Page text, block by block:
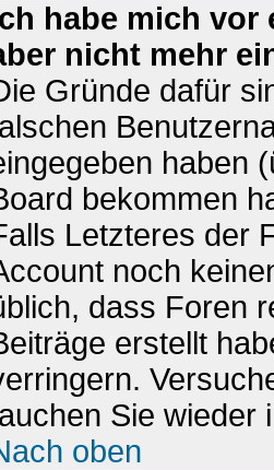
habe mich
nicht mehr
Gründe dafür
haben
bekommen
Letzteres der
noch
dass Foren
erstellt
Sie wieder
oben